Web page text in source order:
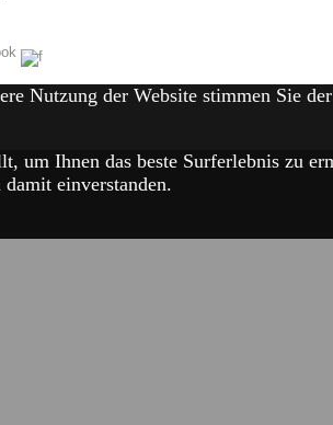
Nutzung der Website stimmen Sie
um Ihnen das beste Surferlebnis zu
einverstanden.